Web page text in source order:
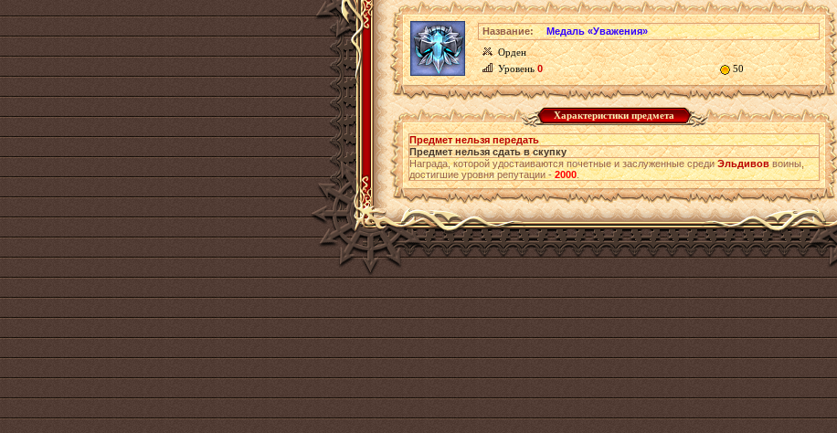
Название:
Медаль «Уважения»
Орден
Уровень0 50
Характеристики предмета
Предмет нельзя передать
Предмет нельзя сдать в скупку
Награда, которой удостаиваются почетные и заслуженные средиЭльдивоввоины,
достигшие уровня репутации -2000.